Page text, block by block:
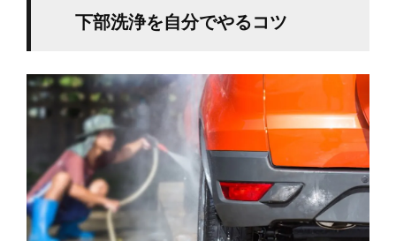
下部洗浄を自分でやるコツ